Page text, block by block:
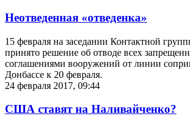
Неотведенная «отведенка»
15 февраля на заседании Контактной
принято решение об отводе всех
соглашениями вооружений от линии
Донбассе к 20 февраля.
24 февраля 2017, 09:44
США ставят на Наливайченко?